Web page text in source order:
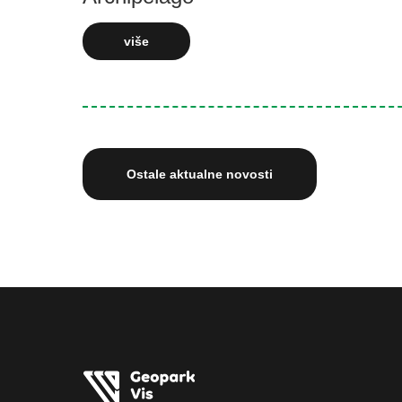
više
Ostale aktualne novosti